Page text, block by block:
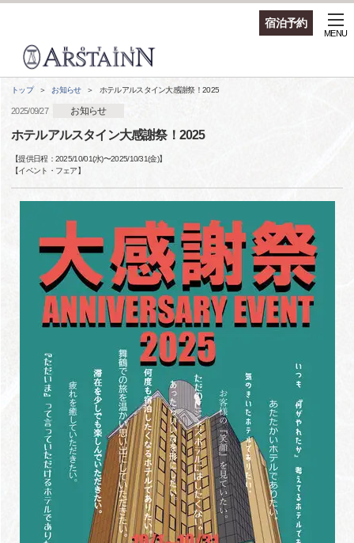
宿泊予約
MENU
トップ お知らせ ホテルアルスタイン大感謝祭！2025
2025/09/27 お知らせ
ホテルアルスタイン大感謝祭！2025
【提供日程： 2025/10/01(水)〜2025/10/31(金)】
【イベント・フェア】